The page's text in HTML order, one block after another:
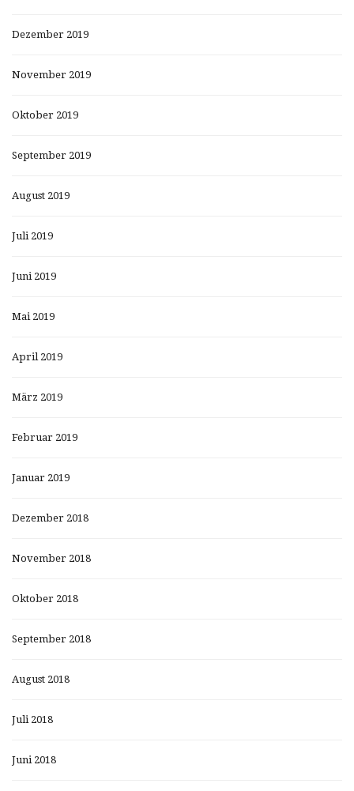
Dezember 2019
November 2019
Oktober 2019
September 2019
August 2019
Juli 2019
Juni 2019
Mai 2019
April 2019
März 2019
Februar 2019
Januar 2019
Dezember 2018
November 2018
Oktober 2018
September 2018
August 2018
Juli 2018
Juni 2018